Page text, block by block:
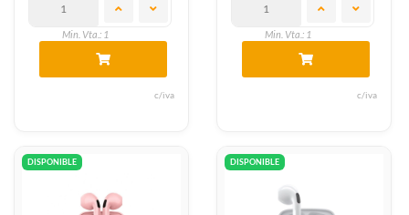
Min. Vta.: 1
c/iva
Min. Vta.: 1
c/iva
DISPONIBLE DISPONIBLE